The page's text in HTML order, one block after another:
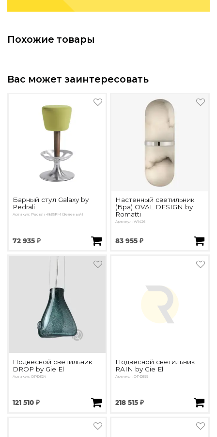
Похожие товары
Вас может заинтересовать
Барный стул Galaxy by
Pedrali
Артикул: Pedrali 4836FM (Зеленый)
72 935 ₽
Настенный светильник
(Бра) OVAL DESIGN by
Romatti
Артикул: W1426
83 955 ₽
Подвесной светильник
DROP by Gie El
Артикул: OPD324
121 510 ₽
Подвесной светильник
RAIN by Gie El
Артикул: OPD599
218 515 ₽